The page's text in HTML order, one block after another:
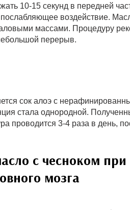
10-15 секунд в передней
воздействие.
массами. Процедуру
перерыв.
сок алоэ с
стала однородной.
проводится 3-4 раза в день,
с чесноком
мозга